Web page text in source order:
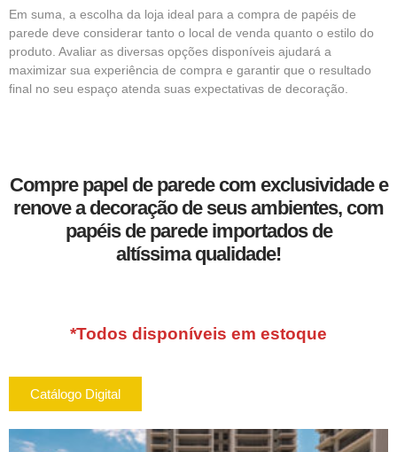
Em suma, a escolha da loja ideal para a compra de papéis de
parede deve considerar tanto o local de venda quanto o estilo do
produto. Avaliar as diversas opções disponíveis ajudará a
maximizar sua experiência de compra e garantir que o resultado
final no seu espaço atenda suas expectativas de decoração.
Compre papel de parede com exclusividade e
renove a decoração de seus ambientes, com
papéis de parede importados de
altíssima qualidade!
*Todos disponíveis em estoque
Catálogo Digital